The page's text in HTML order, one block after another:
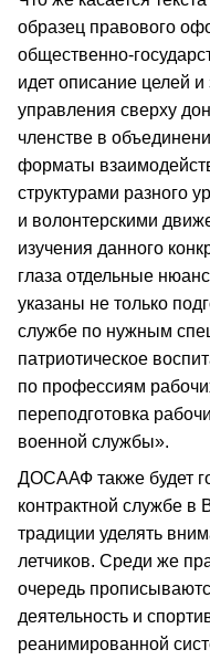
образец правового
общественно-
идет описание целей
управления сверху
членстве в
форматы
структурами разного
и волонтерскими
изучения данного
глаза отдельные
указаны не только
службе по нужным
патриотическое
по профессиям
переподготовка
военной службы».
ДОСААФ также будет
контрактной службе
традиции уделять
летчиков. Среди же
очередь
деятельность и
реанимированной